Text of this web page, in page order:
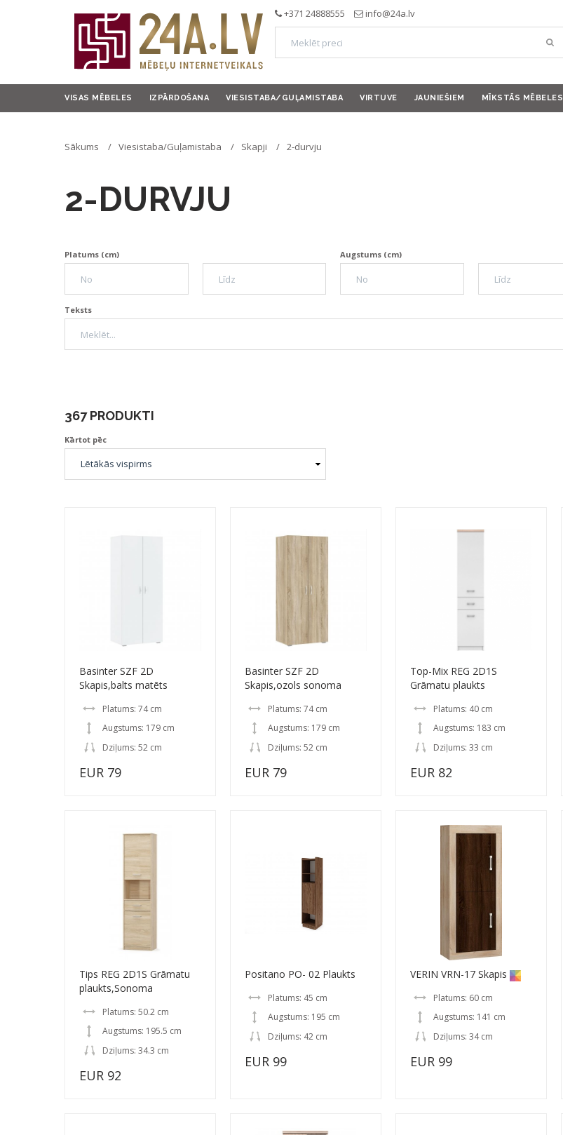
+371 24888555 info@24a.lv
VISAS MĒBELES IZPĀRDOŠANA VIESISTABA/GUĻAMISTABA VIRTUVE JAUNIEŠIEM MĪKSTĀS MĒBELES
Sākums Viesistaba/Guļamistaba Skapji 2-durvju
2-DURVJU
Platums (cm) Augstums (cm)
Teksts
367 PRODUKTI
Kārtot pēc
Basinter SZF 2D
Skapis,balts matēts
Platums: 74 cm
Augstums: 179 cm
Dziļums: 52 cm
EUR 79
Basinter SZF 2D
Skapis,ozols sonoma
Platums: 74 cm
Augstums: 179 cm
Dziļums: 52 cm
EUR 79
Top-Mix REG 2D1S
Grāmatu plaukts
Platums: 40 cm
Augstums: 183 cm
Dziļums: 33 cm
EUR 82
Tips REG 2D1S Grāmatu
plaukts,Sonoma
Platums: 50.2 cm
Augstums: 195.5 cm
Dziļums: 34.3 cm
EUR 92
Positano PO- 02 Plaukts
Platums: 45 cm
Augstums: 195 cm
Dziļums: 42 cm
EUR 99
VERIN VRN-17 Skapis
Platums: 60 cm
Augstums: 141 cm
Dziļums: 34 cm
EUR 99